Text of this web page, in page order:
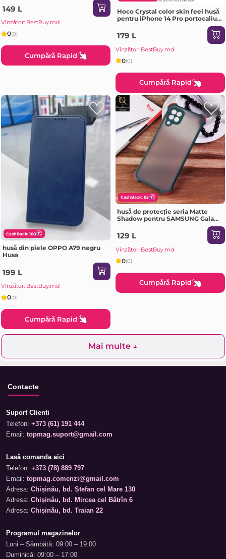
149 L
Vînzător: BestBuy.md
0(0)
Cumpără Rapid
Hoco Crystal color skin feel husă
pentru iPhone 14 Pro portocaliu
179 L
Vînzător: BestBuy.md
0(0)
Cumpără Rapid
CashBack: 100
husă din piele OPPO A79 negru
Husa
199 L
Vînzător: BestBuy.md
0(0)
Cumpără Rapid
CashBack: 65
husă de protecție seria Matte
Shadow pentru SAMSUNG Galaxy
129 L
Vînzător: BestBuy.md
0(0)
Cumpără Rapid
Mai multe ↓
Contacte
Suport Clienti
Telefon: +373 (61) 191 444
Email: topmag.suport@gmail.com
Lasă comanda aici
Telefon: +373 (78) 889 797
Email: topmag.comenzi@gmail.com
Adresa: Chișinău, bd. Ștefan cel Mare 130
Adresa: Chișinău, bd. Mircea cel Bătrîn 6
Adresa: Chișinău, bd. Traian 22
Programul magazinelor
Luni – Sâmbătă: 09:00 – 19:00
Duminică: 09:00 – 17:00